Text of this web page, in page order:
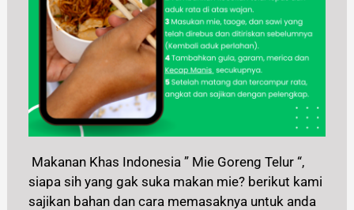
Makanan Khas Indonesia ” Mie Goreng Telur “,
siapa sih yang gak suka makan mie? berikut kami
sajikan bahan dan cara memasaknya untuk anda